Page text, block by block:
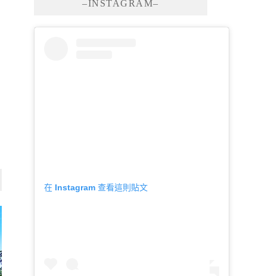
–INSTAGRAM–
在 Instagram 查看這則貼文